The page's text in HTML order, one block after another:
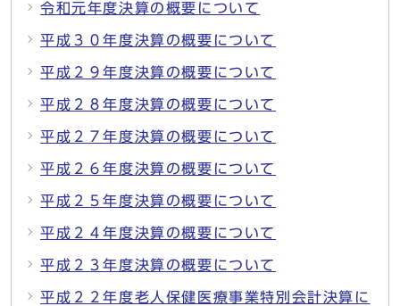
令和元年度決算の概要について
平成３０年度決算の概要について
平成２９年度決算の概要について
平成２８年度決算の概要について
平成２７年度決算の概要について
平成２６年度決算の概要について
平成２５年度決算の概要について
平成２４年度決算の概要について
平成２３年度決算の概要について
平成２２年度老人保健医療事業特別会計決算に